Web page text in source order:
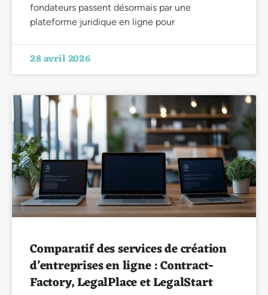
fondateurs passent désormais par une
plateforme juridique en ligne pour
28 avril 2026
Comparatif des services de création
d’entreprises en ligne : Contract-
Factory, LegalPlace et LegalStart